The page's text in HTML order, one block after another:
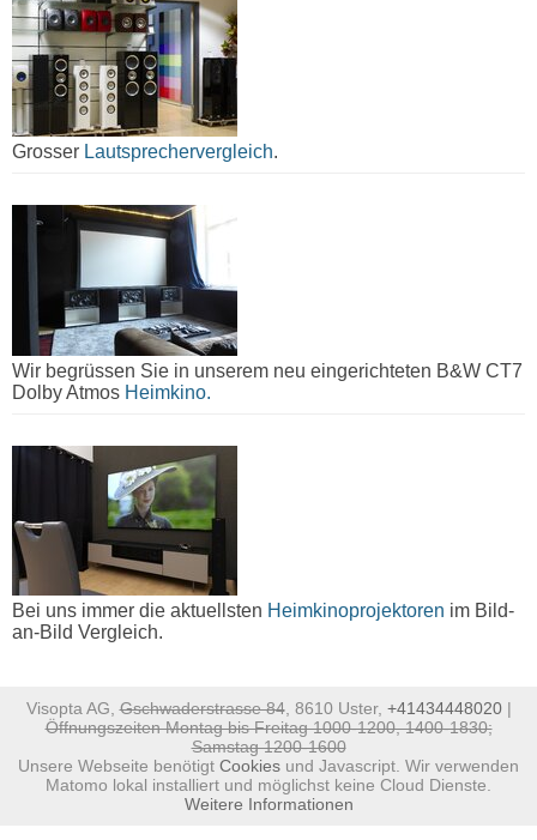
Grosser Lautsprechervergleich.
Wir begrüssen Sie in unserem neu eingerichteten B&W CT7
Dolby Atmos Heimkino.
Bei uns immer die aktuellsten Heimkinoprojektoren im Bild-
an-Bild Vergleich.
Visopta AG,Gschwaderstrasse 84, 8610 Uster, +41434448020|
Öffnungszeiten Montag bis Freitag 1000-1200, 1400-1830;
Samstag 1200-1600
Unsere Webseite benötigt Cookies und Javascript. Wir verwenden
Matomo lokal installiert und möglichst keine Cloud Dienste.
Weitere Informationen